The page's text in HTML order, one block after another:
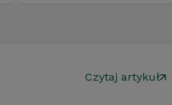
Czytaj artykuł